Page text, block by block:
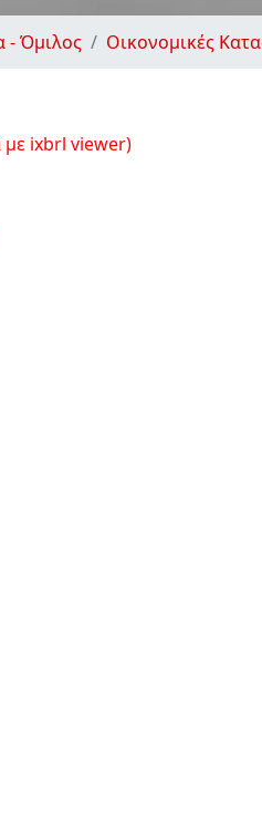
- Όμιλος Οικονομικές
με ixbrl viewer)